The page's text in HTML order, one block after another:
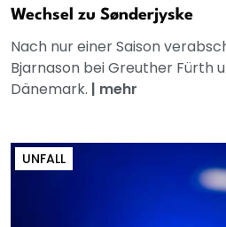
Wechsel zu Sønderjyske
Nach nur einer Saison
Bjarnason bei Greuther Fürth
Dänemark. | mehr
UNFALL